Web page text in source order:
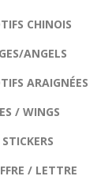
CHINOIS
ANGELS
ARAIGNÉES
/ WINGS
/ LETTRE